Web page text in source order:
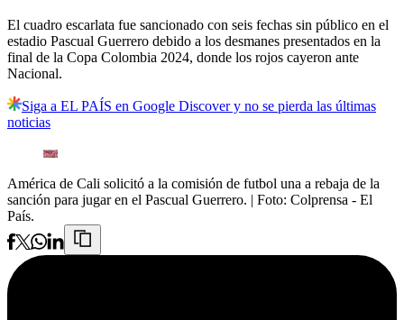
El cuadro escarlata fue sancionado con seis fechas sin público en el
estadio Pascual Guerrero debido a los desmanes presentados en la
final de la Copa Colombia 2024, donde los rojos cayeron ante
Nacional.
Siga a EL PAÍS en Google Discover y no se pierda las últimas
noticias
América de Cali solicitó a la comisión de futbol una a rebaja de la
sanción para jugar en el Pascual Guerrero. | Foto: Colprensa - El
País.